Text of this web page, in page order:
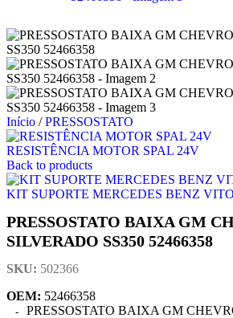
Início / PRESSOSTATO
RESISTÊNCIA MOTOR SPAL 24V
Back to products
KIT SUPORTE MERCEDES BENZ VITO
PRESSOSTATO BAIXA GM
SILVERADO SS350 52466358
SKU: 502366
OEM: 52466358
PRESSOSTATO BAIXA GM